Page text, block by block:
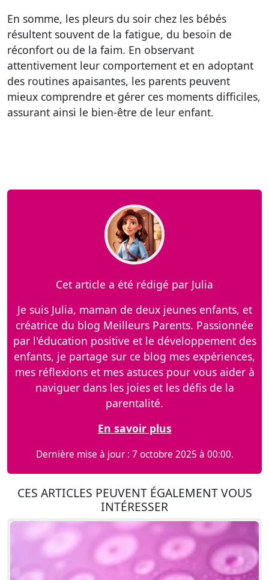
En somme, les pleurs du soir chez les bébés
résultent souvent de la fatigue, du besoin de
réconfort ou de la faim. En observant
attentivement leur comportement et en adoptant
des routines apaisantes, les parents peuvent
mieux comprendre et gérer ces moments difficiles,
assurant ainsi le bien-être de leur enfant.
Cet article a été rédigé par Julia
Je suis Julia, maman de deux jeunes enfants, et
créatrice du blog Meilleurs Parents. Passionnée
par l'éducation positive et le développement des
enfants, je partage sur ce blog mes expériences,
mes réflexions et mes astuces pour vous aider à
naviguer dans les joies et les défis de la
parentalité.
En savoir plus
Dernière mise à jour : 7 octobre 2025 à 00:00.
CES ARTICLES PEUVENT ÉGALEMENT VOUS
INTÉRESSER